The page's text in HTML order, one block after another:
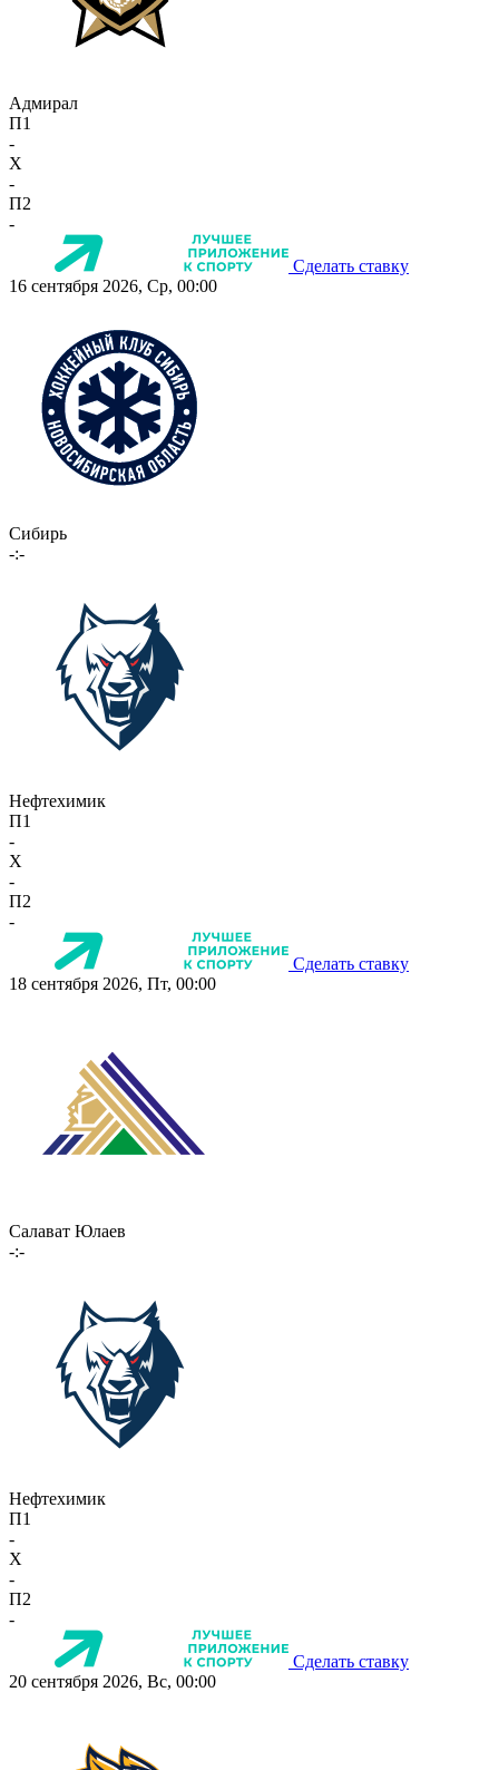
Адмирал
П1
-
X
-
П2
-
Сделать ставку
16 сентября 2026, Ср, 00:00
Сибирь
-:-
Нефтехимик
П1
-
X
-
П2
-
Сделать ставку
18 сентября 2026, Пт, 00:00
Салават Юлаев
-:-
Нефтехимик
П1
-
X
-
П2
-
Сделать ставку
20 сентября 2026, Вс, 00:00